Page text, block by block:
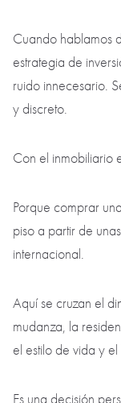
Cuando hablamos
estrategia de
ruido innecesario.
y discreto.
Con el inmobiliario
Porque comprar
piso a partir de
internacional.
Aquí se cruzan el
mudanza, la
el estilo de vida y el
Es una decisión